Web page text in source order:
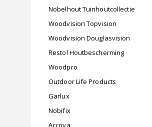
Nobelhout Tuinhoutcollectie
Woodvision Topvision
Woodvision Douglasvision
Restol Houtbescherming
Woodpro
Outdoor Life Products
Garlux
Nobifix
Accoya